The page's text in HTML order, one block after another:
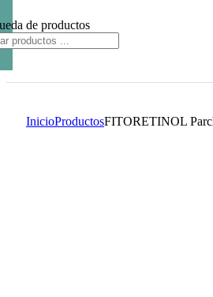
de productos
InicioProductosFITORETINOL